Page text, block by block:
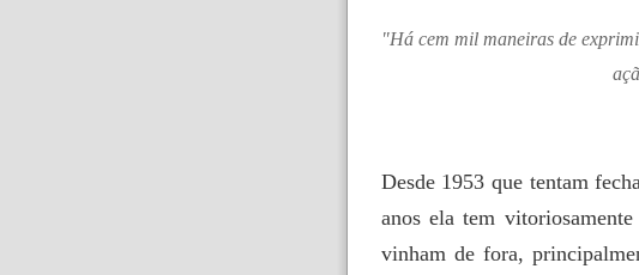
"Há cem mil maneiras de
Desde 1953 que tentam
anos ela tem
vinham de fora,